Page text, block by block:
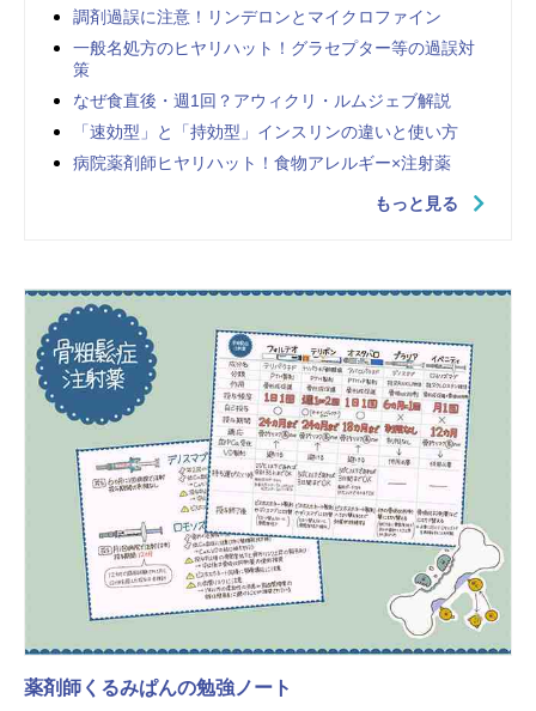
調剤過誤に注意！リンデロンとマイクロファイン
一般名処方のヒヤリハット！グラセプター等の過誤対
策
なぜ食直後・週1回？アウィクリ・ルムジェブ解説
「速効型」と「持効型」インスリンの違いと使い方
病院薬剤師ヒヤリハット！食物アレルギー×注射薬
もっと見る
薬剤師くるみぱんの勉強ノート